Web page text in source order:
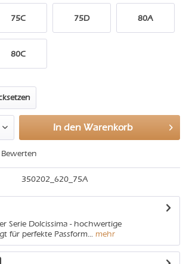
75C 75D 80A
80C
In den Warenkorb
Bewerten
350202_620_75A
Serie Dolcissima - hochwertige
für perfekte Passform... mehr